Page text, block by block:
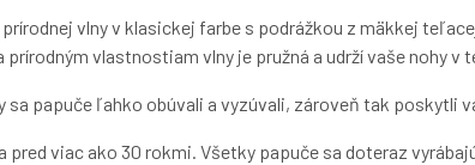
vlny v klasickej farbe s podrážkou z mäkkej
prírodným vlastnostiam vlny je pružná a udrží vaše nohy
sa papuče ľahko obúvali a vyzúvali, zároveň tak poskytli
pred viac ako 30 rokmi. Všetky papuče sa doteraz